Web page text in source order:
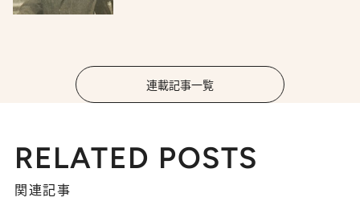
連載記事一覧
RELATED POSTS
関連記事